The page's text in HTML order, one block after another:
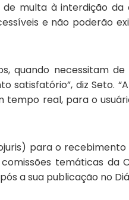
de multa à interdição
e não poderão
quando necessitam
diz Seto.
real, para o
parao recebimento
temáticas da
a sua publicação no